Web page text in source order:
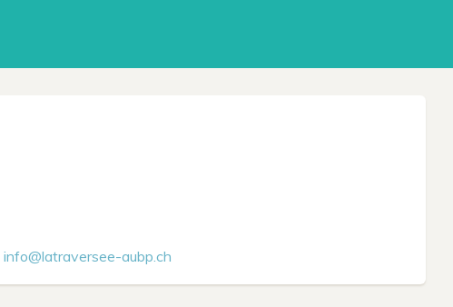
info@latraversee-aubp.ch